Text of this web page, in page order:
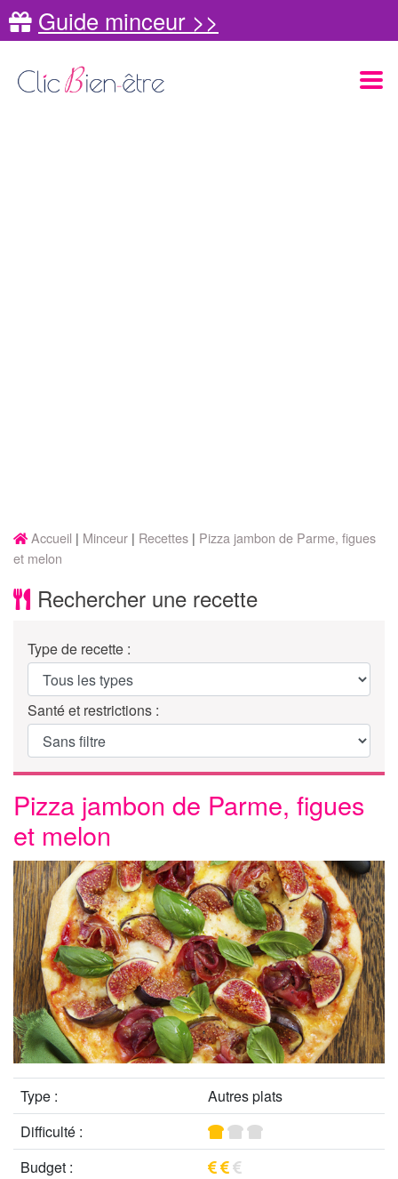
Guide minceur >>
Accueil Minceur Recettes
Pizza jambon de Parme, figues
et melon
Rechercher une recette
Type de recette :
Santé et restrictions :
Pizza jambon de Parme, figues
et melon
Type :
Autres plats
Difficulté :
Budget :